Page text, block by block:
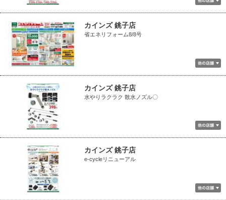
カインズ 銚子店
省エネリフォーム8/8号
カインズ 銚子店
水やりラクラク 散水ノズル〇
カインズ 銚子店
e-cycleリニューアル